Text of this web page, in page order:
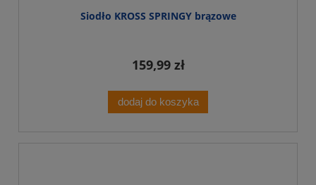
Siodło KROSS SPRINGY brązowe
159,99 zł
dodaj do koszyka